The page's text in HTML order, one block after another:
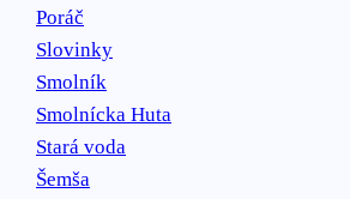
Poráč
Slovinky
Smolník
Smolnícka Huta
Stará voda
Šemša